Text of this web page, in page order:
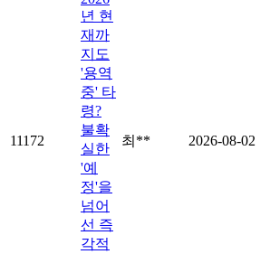
11172
년 현
재까
지도
'용역
중' 타
령?
불확
실한
'예
정'을
넘어
선 즉
각적
최** 2026-08-02